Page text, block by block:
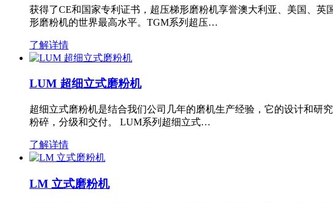
获得了CE和国家专利证书，超压梯形磨粉机享誉澳大利亚、美国、
形磨粉机的世界最高水平。TGM系列超压…
了解详情
LUM 超细立式磨粉机
超细立式磨粉机是结合我们公司几年的磨机生产经验，它的设计和研
粉碎，分级和交付。 LUM系列超细立式…
了解详情
LM 立式磨粉机